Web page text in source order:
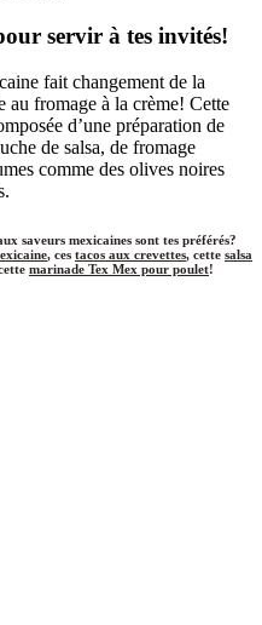
servir à tes invités!
fait changement de la
au fromage à la crème! Cette
d’une préparation de
de salsa, de fromage
comme des olives noires
saveurs mexicaines sont tes préférés?
, ces tacos aux crevettes, cette salsa
marinade Tex Mex pour poulet!